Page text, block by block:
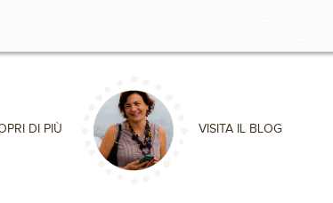
DI PIÙ VISITA IL BLOG